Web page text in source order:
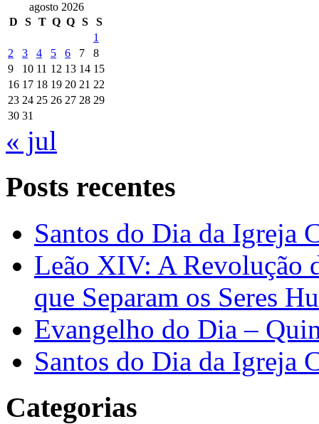
agosto 2026
D
S T Q Q S
S
1
2
3 4 5 6 7
8
9
10 11 12 13 14 15
16 17 18 19 20 21 22
23 24 25 26 27 28 29
30 31
« jul
Posts recentes
Santos do Dia da Igreja
Leão XIV: A Revolução
que Separam os Seres
Evangelho do Dia –
Santos do Dia da Igreja
Categorias